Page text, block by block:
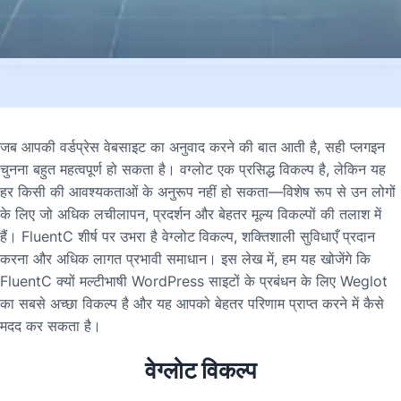
जब आपकी वर्डप्रेस वेबसाइट का अनुवाद करने की बात आती है, सही प्लगइन
चुनना बहुत महत्वपूर्ण हो सकता है। वग्लोट एक प्रसिद्ध विकल्प है, लेकिन यह
हर किसी की आवश्यकताओं के अनुरूप नहीं हो सकता—विशेष रूप से उन लोगों
के लिए जो अधिक लचीलापन, प्रदर्शन और बेहतर मूल्य विकल्पों की तलाश में
हैं। FluentC शीर्ष पर उभरा है वेग्लोट विकल्प, शक्तिशाली सुविधाएँ प्रदान
करना और अधिक लागत प्रभावी समाधान। इस लेख में, हम यह खोजेंगे कि
FluentC क्यों मल्टीभाषी WordPress साइटों के प्रबंधन के लिए Weglot
का सबसे अच्छा विकल्प है और यह आपको बेहतर परिणाम प्राप्त करने में कैसे
मदद कर सकता है।
वेग्लोट विकल्प